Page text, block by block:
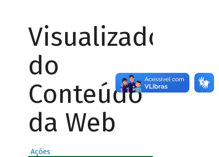
Visualizador
do
Conteúdo
da Web
Ações